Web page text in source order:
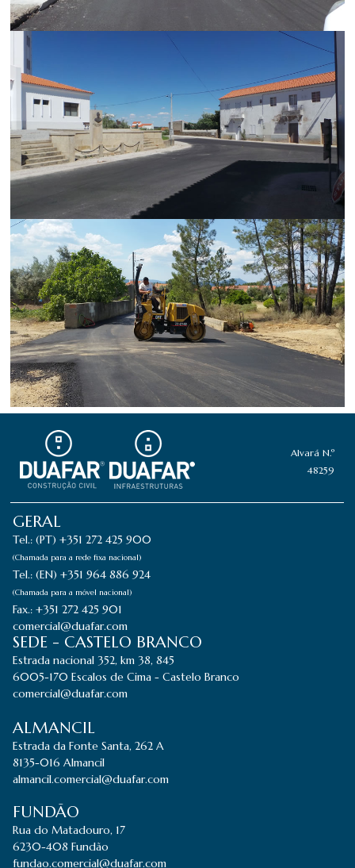
Alvará N.º
48259
GERAL
Tel.: (PT) +351 272 425 900
(Chamada para a rede fixa nacional)
Tel.: (EN) +351 964 886 924
(Chamada para a móvel nacional)
Fax.: +351 272 425 901
comercial@duafar.com
SEDE - CASTELO BRANCO
Estrada nacional 352, km 38, 845
6005-170 Escalos de Cima - Castelo Branco
comercial@duafar.com
ALMANCIL
Estrada da Fonte Santa, 262 A
8135-016 Almancil
almancil.comercial@duafar.com
FUNDÃO
Rua do Matadouro, 17
6230-408 Fundão
fundao.comercial@duafar.com